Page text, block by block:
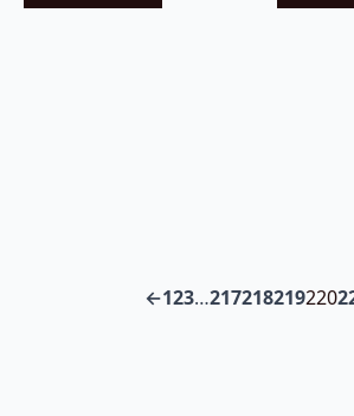
←123…217218219220